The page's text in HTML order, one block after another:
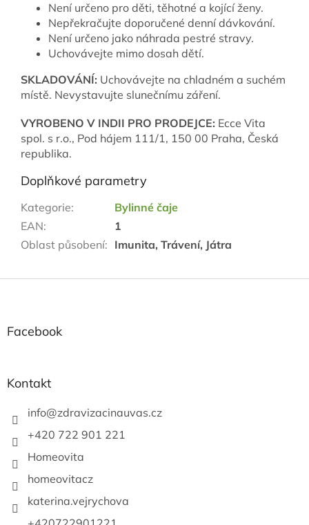
Není určeno pro děti, těhotné a kojící ženy.
Nepřekračujte doporučené denní dávkování.
Není určeno jako náhrada pestré stravy.
Uchovávejte mimo dosah dětí.
SKLADOVÁNÍ: Uchovávejte na chladném a suchém
místě. Nevystavujte slunečnímu záření.
VYROBENO V INDII PRO PRODEJCE: Ecce Vita
spol. s r.o., Pod hájem 111/1, 150 00 Praha, Česká
republika.
Doplňkové parametry
Kategorie:
Bylinné čaje
EAN:
1
Oblast působení: Imunita, Trávení, Játra
Facebook
Kontakt
info@zdravizacinauvas.cz
+420 722 901 221
Homeovita
homeovitacz
katerina.vejrychova